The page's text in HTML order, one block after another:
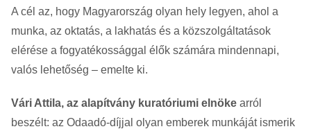
A cél az, hogy Magyarország olyan hely legyen, ahol a
munka, az oktatás, a lakhatás és a közszolgáltatások
elérése a fogyatékossággal élők számára mindennapi,
valós lehetőség – emelte ki.
Vári Attila, az alapítvány kuratóriumi elnöke arról
beszélt: az Odaadó-díjjal olyan emberek munkáját ismerik